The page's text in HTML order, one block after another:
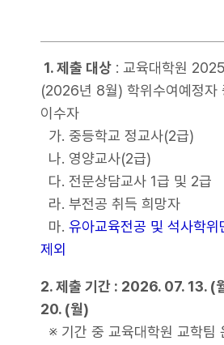
1. 제출 대상 : 교육대학원
(2026년 8월) 학위수여예정자
이수자
가. 중등학교 정교사(2급)
나. 영양교사(2급)
다. 전문상담교사 1급 및 2급
라. 부전공 취득 희망자
마. 유아교육전공 및 석사학
제외
2. 제출 기간 : 2026. 07. 13.
20. (월)
※ 기간 중 교육대학원 교학팀